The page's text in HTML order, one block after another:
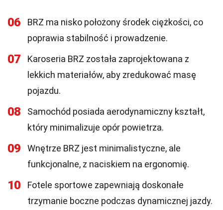
06
BRZ ma nisko położony środek ciężkości, co
poprawia stabilność i prowadzenie.
07
Karoseria BRZ została zaprojektowana z
lekkich materiałów, aby zredukować masę
pojazdu.
08
Samochód posiada aerodynamiczny kształt,
który minimalizuje opór powietrza.
09
Wnętrze BRZ jest minimalistyczne, ale
funkcjonalne, z naciskiem na ergonomię.
10
Fotele sportowe zapewniają doskonałe
trzymanie boczne podczas dynamicznej jazdy.